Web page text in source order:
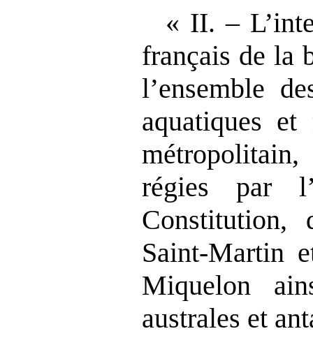
« II. –
français de la
l’ensemble
aquatiques
régies par
Constitution,
Saint-Martin
Miquelon
australes et